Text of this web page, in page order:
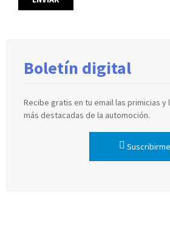
Boletín digital
Recibe gratis en tu email las primicias y
más destacadas de la automoción.
Suscribirme